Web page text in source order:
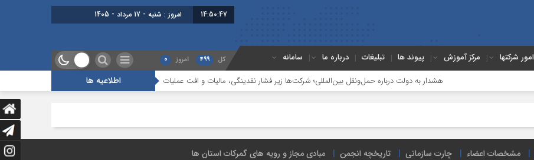
14:50:47 امروز : شنبه - 17 مرداد - 1405
امور شرکتها مرکز آموزش پیوند ها تبلیغات درباره ما سامانه کل 499 امروز 0
اطلاعیه ها هشدار به دولت درباره حمل‌ونقل بین‌المللی؛ شرکت‌ها زیر فشار نقدینگی، مالیات و افت عملیات بررسی چالش‌های حمل ونقل کالا حوزه‌های
مشخصات اعضاء چارت سازمانی تاریخچه انجمن مبادی مجاز و رویه های گمرکات استان ها